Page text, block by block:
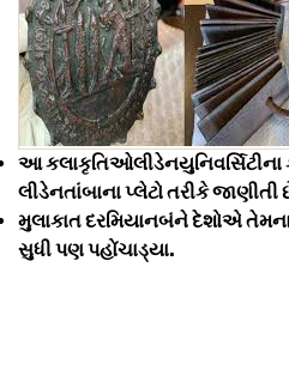
આ
લીડેનતાંબાના પ્લેટો તરીકે જાણીતી
મુલાકાત દરમિયાનબંને દેશોએ
સુધી પણ પહોંચાડ્યા.